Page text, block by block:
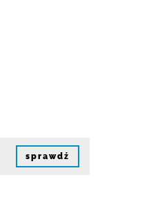
sprawdź